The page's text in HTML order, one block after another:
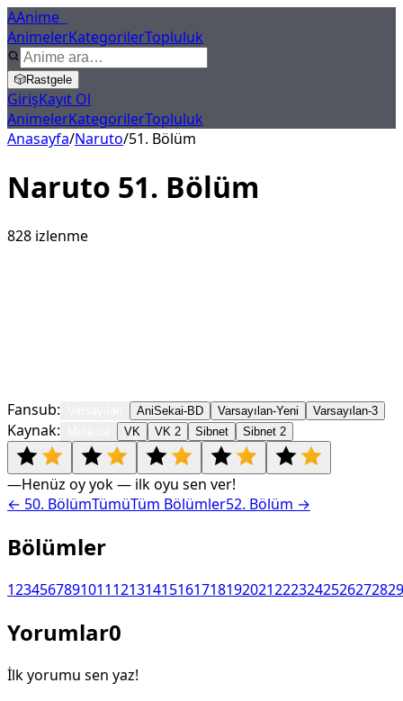
AAnime
AnimelerKategorilerTopluluk
🎲Rastgele
GirişKayıt Ol
AnimelerKategorilerTopluluk
Anasayfa/Naruto/51. Bölüm
Naruto 51. Bölüm
828 izlenme
Fansub: AniSekai-BD Varsayılan-Yeni Varsayılan-3
Kaynak: VK VK 2 Sibnet Sibnet 2
—Henüz oy yok — ilk oyu sen ver!
← 50. BölümTümüTüm Bölümler52. Bölüm →
Bölümler
1234567891011121314151617181920212223242526272829
Yorumlar0
İlk yorumu sen yaz!